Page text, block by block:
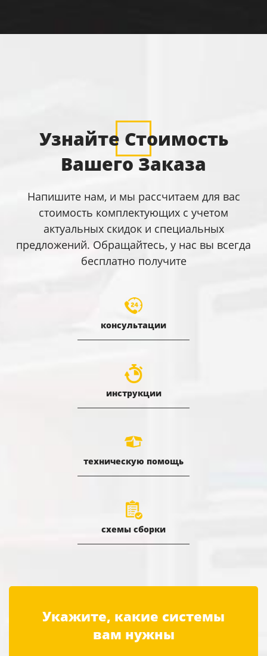
Узнайте Стоимость
Вашего Заказа
Напишите нам, и мы рассчитаем для вас
стоимость комплектующих с учетом
актуальных скидок и специальных
предложений. Обращайтесь, у нас вы всегда
бесплатно получите
консультации
инструкции
техническую помощь
схемы сборки
Укажите, какие системы
вам нужны